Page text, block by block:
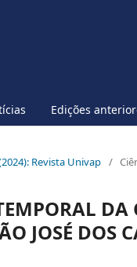
Edições
Revista Univap /
DA
JOSÉ DOS